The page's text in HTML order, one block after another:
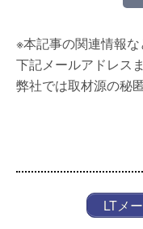
※本記事の関連情報
下記メールアドレス
弊社では取材源の秘
LTメ